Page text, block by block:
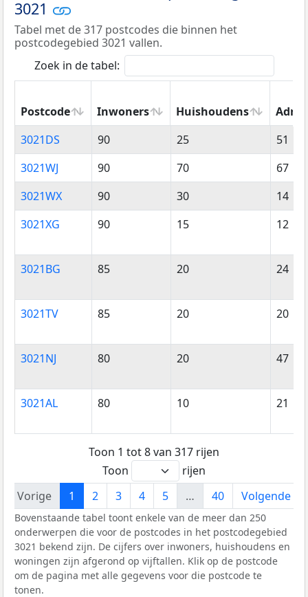
3021
Tabel met de 317 postcodes die binnen het
postcodegebied 3021 vallen.
Zoek in de tabel:
Postcode Inwoners Huishoudens
Postcode
Inwoners Huishoudens
3021DS 90 25
51
3021WJ
90 70
67
3021WX
90 30
14
3021XG
90 15 12
3021BG 85 20 24
3021TV 85 20 20
3021NJ 80 20 47
3021AL 80 10 21
Toon 1 tot 8 van 317 rijen
Toon
rijen
Vorige
1 2 3 4 5 … 40 Volgende
Bovenstaande tabel toont enkele van de meer dan 250
onderwerpen die voor de postcodes in het postcodegebied
3021 bekend zijn. De cijfers over inwoners, huishoudens en
woningen zijn afgerond op vijftallen. Klik op de postcode
om de pagina met alle gegevens voor die postcode te
tonen.